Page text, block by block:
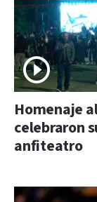
Homenaje
celebraron
anfiteatro